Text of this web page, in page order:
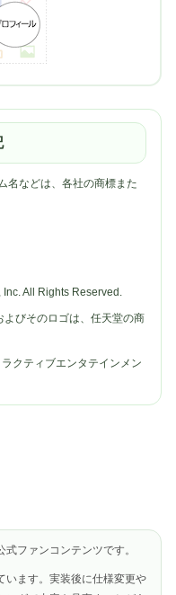
名などは、各社の商標また
All Rights Reserved.
びそのロゴは、任天堂の商
クティブエンタテインメン
ファンコンテンツです。
ます。実装後に仕様変更や